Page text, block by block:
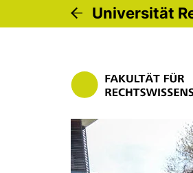
Universität